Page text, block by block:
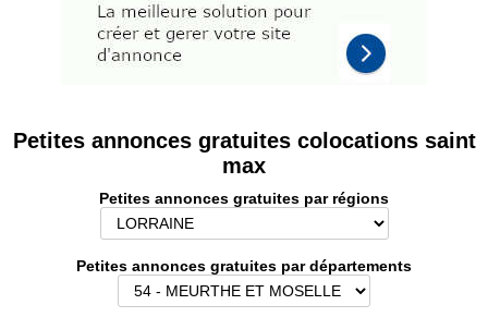
Petites annonces gratuites colocations saint
max
Petites annonces gratuites par régions
Petites annonces gratuites par départements